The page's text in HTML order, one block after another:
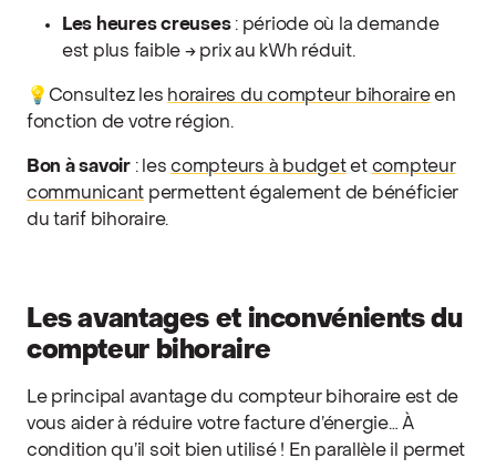
Les heures creuses: période où la demande
est plus faible → prix au kWh réduit.
💡Consultez les horaires du compteur bihoraireen
fonction de votre région.
Bon à savoir : lescompteurs à budgetet compteur
communicant permettent également de bénéficier
du tarif bihoraire.
Les avantages et inconvénients du
compteur bihoraire
Le principal avantage du compteur bihoraire est de
vous aider à réduire votre facture d’énergie… À
condition qu’il soit bien utilisé ! En parallèle il permet